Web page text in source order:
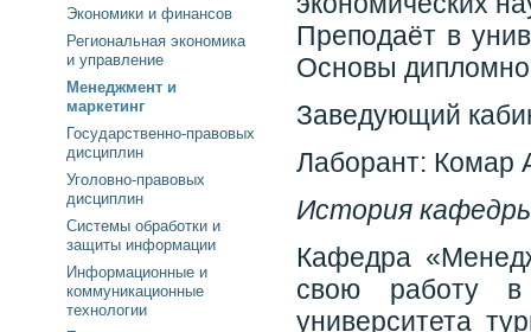
Преподаёт в
Основы
Заведующий
Лаборант: Комар
История
Кафедра
свою работу в
университета
Экономики и финансов
Региональная экономика
и управление
Менеджмент и
маркетинг
Государственно-правовых
дисциплин
Уголовно-правовых
дисциплин
Системы обработки и
защиты информации
Информационные и
коммуникационные
технологии